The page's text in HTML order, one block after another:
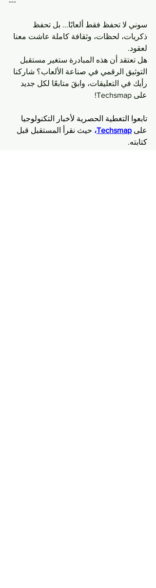
سوني لا تحفظ فقط ألعابًا... بل تحفظ
ذكريات، لحظات، وثقافة كاملة عاشت معنا
لعقود.
هل تعتقد أن هذه المبادرة ستغير مستقبل
التوثيق الرقمي في صناعة الألعاب؟ شاركنا
رأيك في التعليقات، وابقَ متابعًا لكل جديد
على Techsmap!
تابعوا التغطية الحصرية لأخبار التكنولوجيا
على Techsmap، حيث نقرأ المستقبل قبل
كتابته.